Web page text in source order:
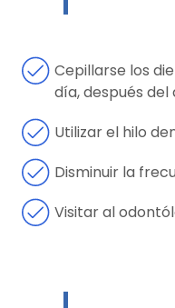
Cepillarse los
día, después
Utilizar el hilo
Disminuir la
Visitar al